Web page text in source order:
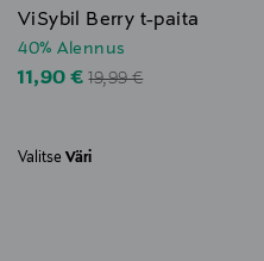
ViSybil Berry t-paita
40% Alennus
Discounted Price
11,90 €Original Price
19,99 €
Valitse Väri